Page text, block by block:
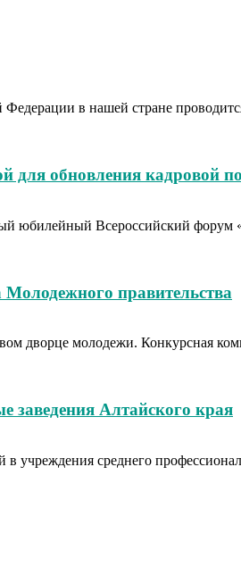
в нашей стране
для обновления кадровой
юбилейный Всероссийский
правительства
дворце молодежи. Конкурсная
заведения Алтайского края
учреждения среднего